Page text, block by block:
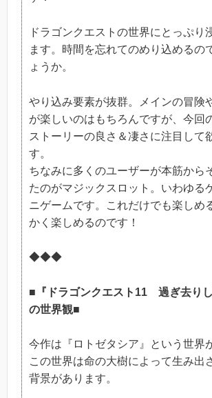
ドラゴンクエストの世界にとっぷり
ます。時間を忘れてのめり込めるの
ょうか。
やり込み要素が抜群。メインの冒険
が楽しいのはもちろんですが、今回
ストーリーの良さ＆凄さに注目して
す。
ちなみに多くのユーザーが本筋から
たのがマジックスロット。いわゆる
ニゲームです。これだけでも楽しめ
かく楽しめるのです！
◆◆◆
■『ドラゴンクエスト11 過ぎ去りし
の世界観■
今作は『ロトゼタシア』という世界
この世界は命の大樹によって生み出
背景があります。